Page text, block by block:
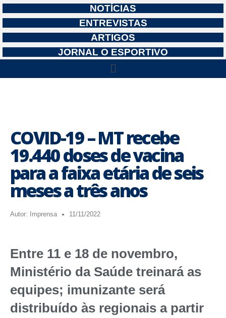
NOTÍCIAS
ENTREVISTAS
ARTIGOS
JORNAL O ESPORTIVO
COVID-19 – MT recebe
19.440 doses de vacina
para a faixa etária de seis
meses a três anos
Autor: Imprensa 11/11/2022
Entre 11 e 18 de novembro,
Ministério da Saúde treinará as
equipes; imunizante será
distribuído às regionais a partir